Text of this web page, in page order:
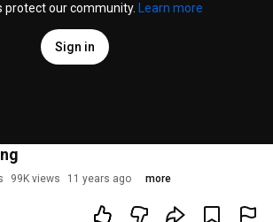
protect our community.
Learn more
Sign in
99K views 11 years ago more